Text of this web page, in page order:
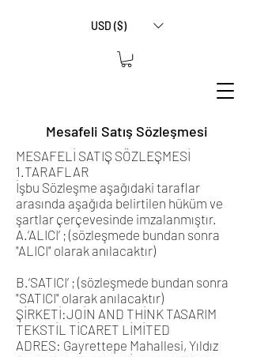
USD ($)
Mesafeli Satış Sözleşmesi
MESAFELİ SATIŞ SÖZLEŞMESİ
1.TARAFLAR
İşbu Sözleşme aşağıdaki taraflar
arasında aşağıda belirtilen hüküm ve
şartlar çerçevesinde imzalanmıştır.
A.‘ALICI’ ; (sözleşmede bundan sonra
"ALICI" olarak anılacaktır)
B.‘SATICI’ ; (sözleşmede bundan sonra
"SATICI" olarak anılacaktır)
ŞİRKETİ:JOİN AND THİNK TASARIM
TEKSTİL TİCARET LİMİTED
ADRES: Gayrettepe Mahallesi, Yıldız